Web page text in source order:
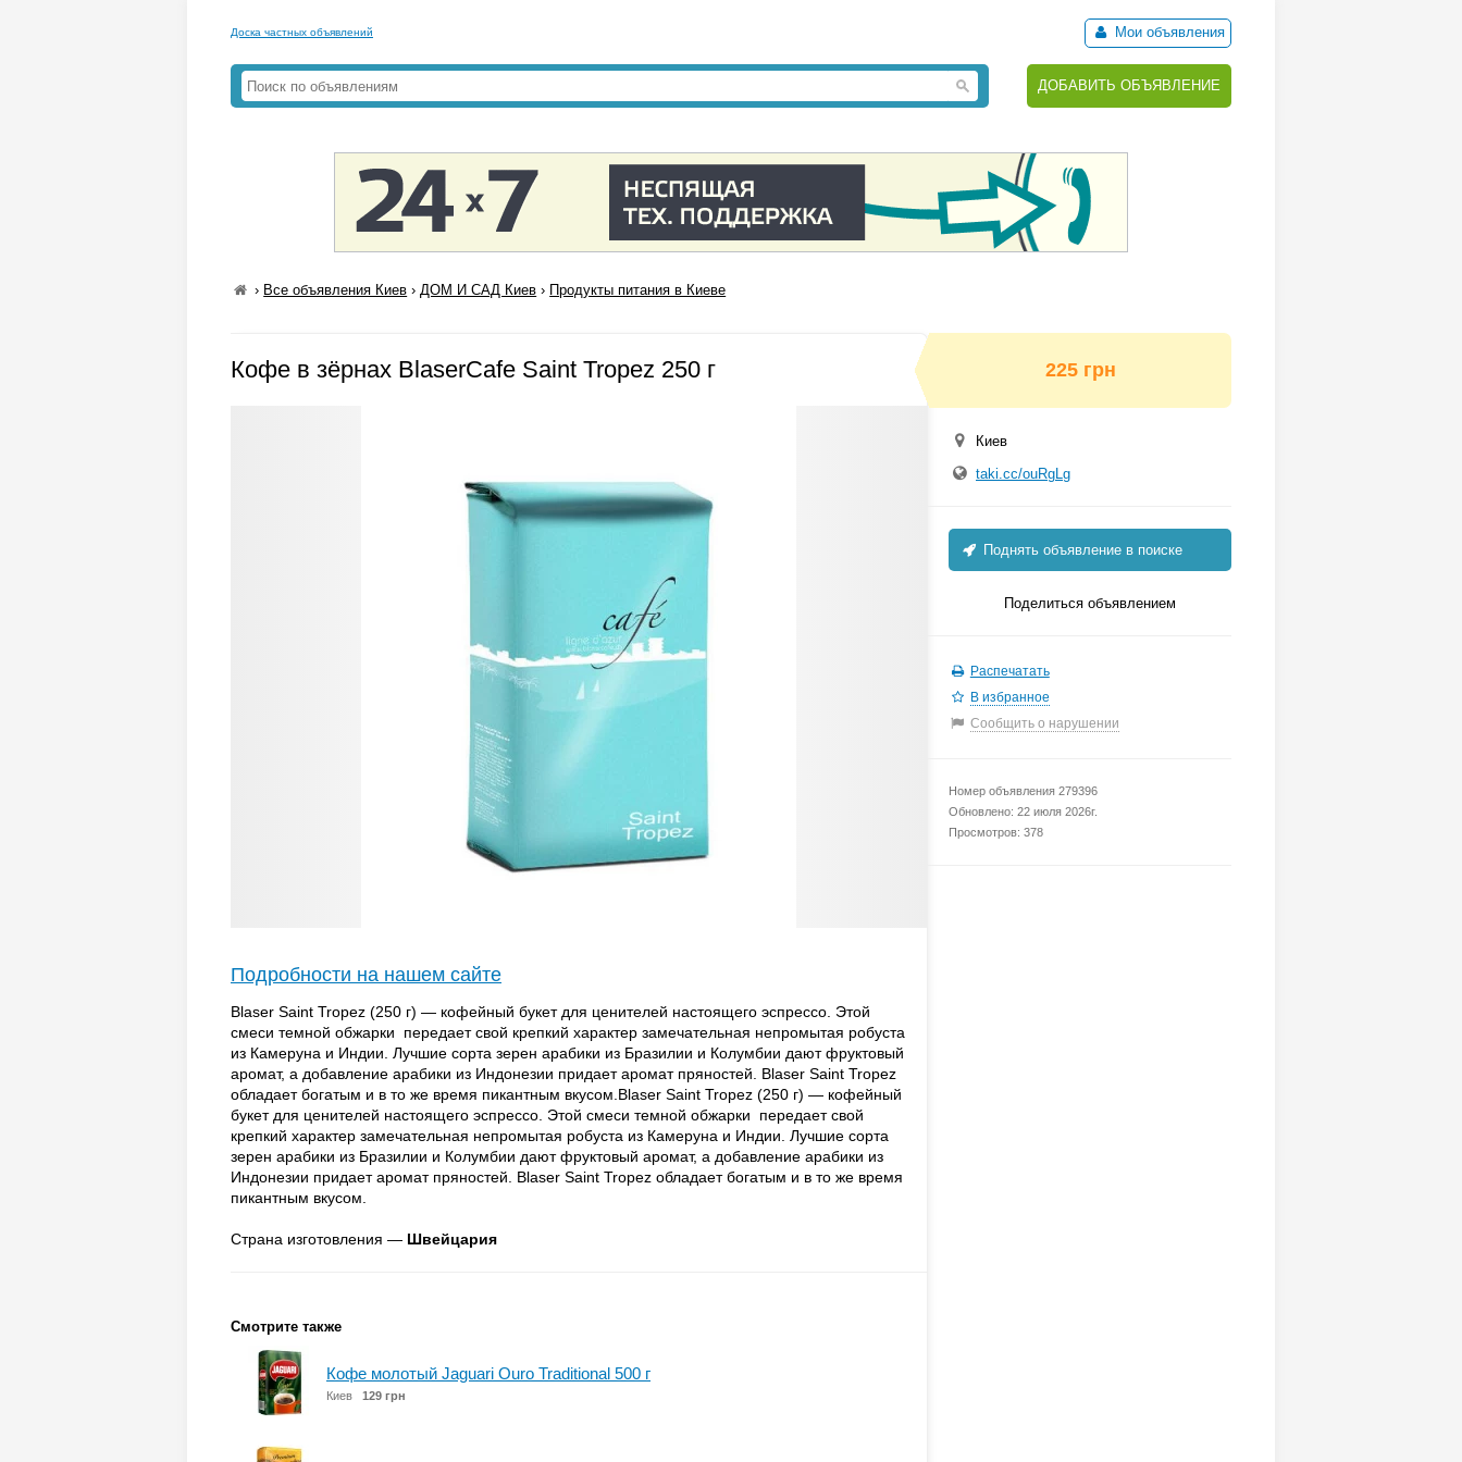
Доска частных объявлений Мои объявления
ДОБАВИТЬ ОБЪЯВЛЕНИЕ
› Все объявления Киев ›ДОМ И САД Киев › Продукты питания в Киеве
Кофе в зёрнах BlaserCafe Saint Tropez 250 г
Подробности на нашем сайте
Blaser Saint Tropez (250 г) — кофейный букет для ценителей настоящего эспрессо. Этой
смеси темной обжарки передает свой крепкий характер замечательная непромытая робуста
из Камеруна и Индии. Лучшие сорта зерен арабики из Бразилии и Колумбии дают фруктовый
аромат, а добавление арабики из Индонезии придает аромат пряностей. Blaser Saint Tropez
обладает богатым и в то же время пикантным вкусом.Blaser Saint Tropez (250 г) — кофейный
букет для ценителей настоящего эспрессо. Этой смеси темной обжарки передает свой
крепкий характер замечательная непромытая робуста из Камеруна и Индии. Лучшие сорта
зерен арабики из Бразилии и Колумбии дают фруктовый аромат, а добавление арабики из
Индонезии придает аромат пряностей. Blaser Saint Tropez обладает богатым и в то же время
пикантным вкусом.
Страна изготовления — Швейцария
Смотрите также
Кофе молотый Jaguari Ouro Traditional 500 г
Киев 129 грн
225 грн
Киев
taki.cc/ouRgLg
Поднять объявление в поиске
Поделиться объявлением
Распечатать
В избранное
Сообщить о нарушении
Номер объявления 279396
Обновлено: 22 июля 2026г.
Просмотров: 378